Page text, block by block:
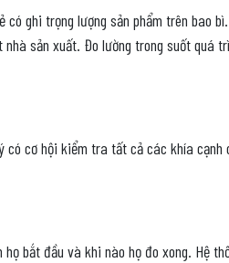
ghi trọng lượng sản phẩm trên bao
sản xuất. Đo lường trong suốt quá
có cơ hội kiểm tra tất cả các khía cạnh
bắt đầu và khi nào họ đo xong. Hệ